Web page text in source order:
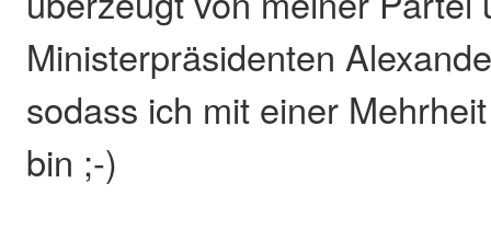
Ministerpräsidenten
sodass ich mit einer
bin ;-)